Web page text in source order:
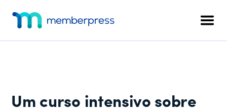
para
conteúdo
para
barra
para
rodapé
adicional
completo
Um curso intensivo sobre